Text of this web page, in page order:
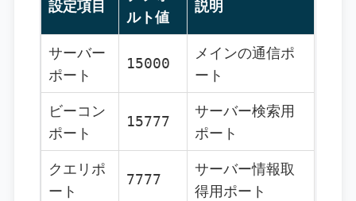
設定項目
ルト値
説明
サーバー
ポート
15000
メインの通信ポ
ート
ビーコン
ポート
15777
サーバー検索用
ポート
クエリポ
ート
7777
サーバー情報取
得用ポート